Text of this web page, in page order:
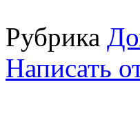
Рубрика
Написать